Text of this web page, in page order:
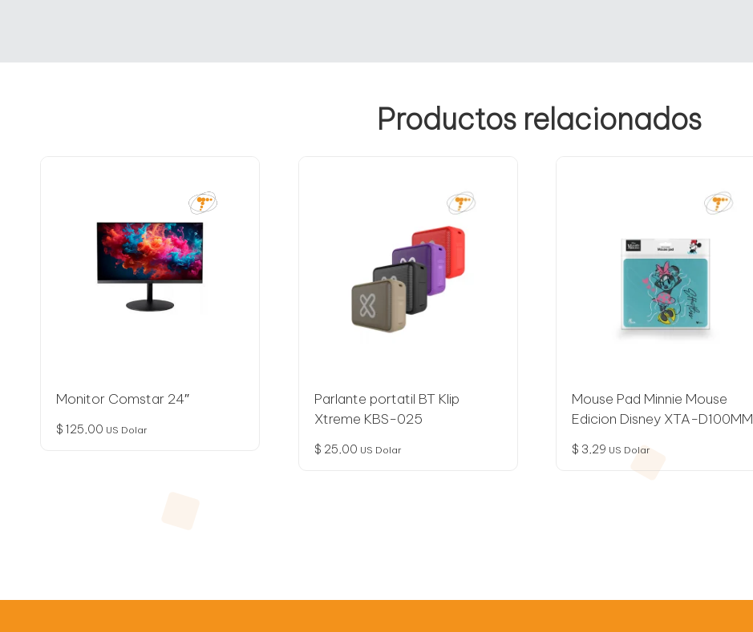
Productos relacionados
Monitor Comstar 24″
$ 125,00 US Dolar
Parlante portatil BT Klip
Xtreme KBS-025
$ 25,00 US Dolar
Mouse Pad Minnie Mouse
Edicion Disney XTA-D100MM
$ 3,29 US Dolar